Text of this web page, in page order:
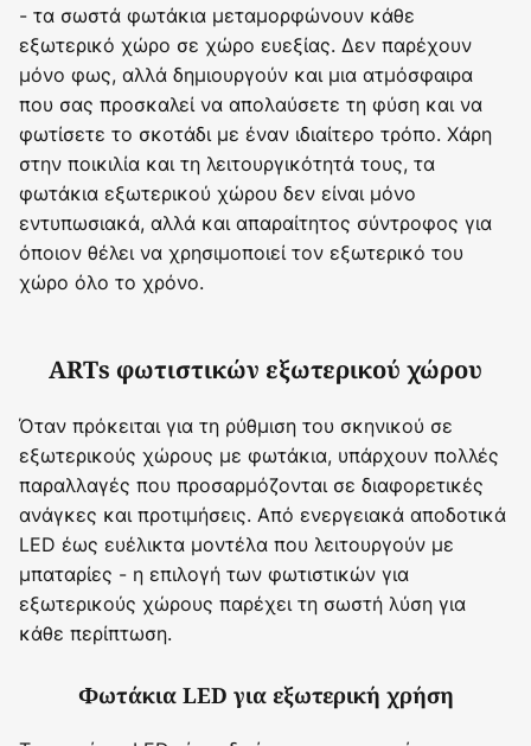
- τα σωστά φωτάκια μεταμορφώνουν κάθε
εξωτερικό χώρο σε χώρο ευεξίας. Δεν παρέχουν
μόνο φως, αλλά δημιουργούν και μια ατμόσφαιρα
που σας προσκαλεί να απολαύσετε τη φύση και να
φωτίσετε το σκοτάδι με έναν ιδιαίτερο τρόπο. Χάρη
στην ποικιλία και τη λειτουργικότητά τους, τα
φωτάκια εξωτερικού χώρου δεν είναι μόνο
εντυπωσιακά, αλλά και απαραίτητος σύντροφος για
όποιον θέλει να χρησιμοποιεί τον εξωτερικό του
χώρο όλο το χρόνο.
ARTs φωτιστικών εξωτερικού χώρου
Όταν πρόκειται για τη ρύθμιση του σκηνικού σε
εξωτερικούς χώρους με φωτάκια, υπάρχουν πολλές
παραλλαγές που προσαρμόζονται σε διαφορετικές
ανάγκες και προτιμήσεις. Από ενεργειακά αποδοτικά
LED έως ευέλικτα μοντέλα που λειτουργούν με
μπαταρίες - η επιλογή των φωτιστικών για
εξωτερικούς χώρους παρέχει τη σωστή λύση για
κάθε περίπτωση.
Φωτάκια LED για εξωτερική χρήση